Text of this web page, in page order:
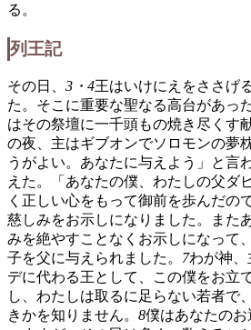
る。
列王記
その日、 3・4王はいけにえをささげ
た。そこに重要な聖なる高台があっ
はその祭壇に一千頭もの焼き尽くす
の夜、主はギブオンでソロモンの夢
うがよい。あなたに与えよう」と言
えた。「あなたの僕、わたしの父ダ
く正しい心をもって御前を歩んだの
慈しみをお示しになりました。また
みを絶やすことなくお示しになって
子を父に与えられました。 7わが神、
デに代わる王として、この僕をお立
し、わたしは取るに足らない若者で
きかを知りません。 8僕はあなたの